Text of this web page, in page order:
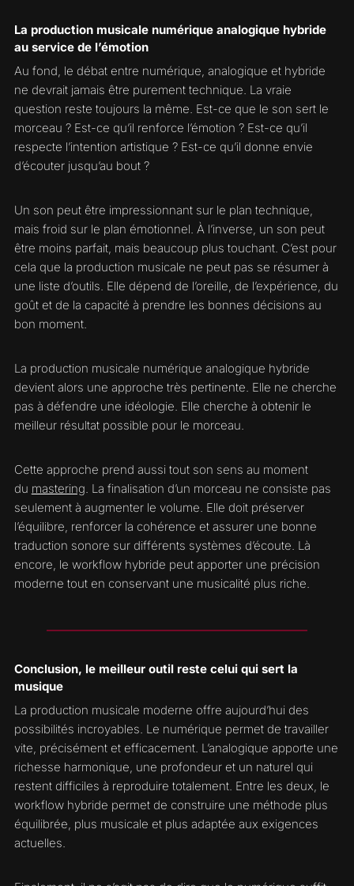
La production musicale numérique analogique hybride
au service de l’émotion
Au fond, le débat entre numérique, analogique et hybride
ne devrait jamais être purement technique. La vraie
question reste toujours la même. Est-ce que le son sert le
morceau ? Est-ce qu’il renforce l’émotion ? Est-ce qu’il
respecte l’intention artistique ? Est-ce qu’il donne envie
d’écouter jusqu’au bout ?
Un son peut être impressionnant sur le plan technique,
mais froid sur le plan émotionnel. À l’inverse, un son peut
être moins parfait, mais beaucoup plus touchant. C’est pour
cela que la production musicale ne peut pas se résumer à
une liste d’outils. Elle dépend de l’oreille, de l’expérience, du
goût et de la capacité à prendre les bonnes décisions au
bon moment.
La production musicale numérique analogique hybride
devient alors une approche très pertinente. Elle ne cherche
pas à défendre une idéologie. Elle cherche à obtenir le
meilleur résultat possible pour le morceau.
Cette approche prend aussi tout son sens au moment
du mastering. La finalisation d’un morceau ne consiste pas
seulement à augmenter le volume. Elle doit préserver
l’équilibre, renforcer la cohérence et assurer une bonne
traduction sonore sur différents systèmes d’écoute. Là
encore, le workflow hybride peut apporter une précision
moderne tout en conservant une musicalité plus riche.
Conclusion, le meilleur outil reste celui qui sert la
musique
La production musicale moderne offre aujourd’hui des
possibilités incroyables. Le numérique permet de travailler
vite, précisément et efficacement. L’analogique apporte une
richesse harmonique, une profondeur et un naturel qui
restent difficiles à reproduire totalement. Entre les deux, le
workflow hybride permet de construire une méthode plus
équilibrée, plus musicale et plus adaptée aux exigences
actuelles.